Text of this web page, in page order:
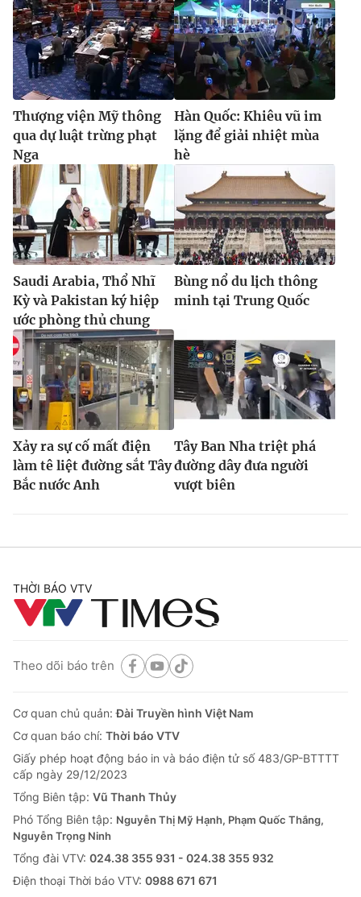
Thượng viện Mỹ thông
qua dự luật trừng phạt
Nga
Hàn Quốc: Khiêu vũ im
lặng để giải nhiệt mùa
hè
Saudi Arabia, Thổ Nhĩ
Kỳ và Pakistan ký hiệp
ước phòng thủ chung
Bùng nổ du lịch thông
minh tại Trung Quốc
Xảy ra sự cố mất điện
làm tê liệt đường sắt Tây
Bắc nước Anh
Tây Ban Nha triệt phá
đường dây đưa người
vượt biên
THỜI BÁO VTV
Theo dõi báo trên
Cơ quan chủ quản:Đài Truyền hình Việt Nam
Cơ quan báo chí: Thời báo VTV
Giấy phép hoạt động báo in và báo điện tử số 483/GP-BTTTT
cấp ngày 29/12/2023
Tổng Biên tập: Vũ Thanh Thủy
Phó Tổng Biên tập: Nguyễn Thị Mỹ Hạnh, Phạm Quốc Thắng,
Nguyễn Trọng Ninh
Tổng đài VTV: 024.38 355 931 - 024.38 355 932
Ðiện thoại Thời báo VTV: 0988 671 671